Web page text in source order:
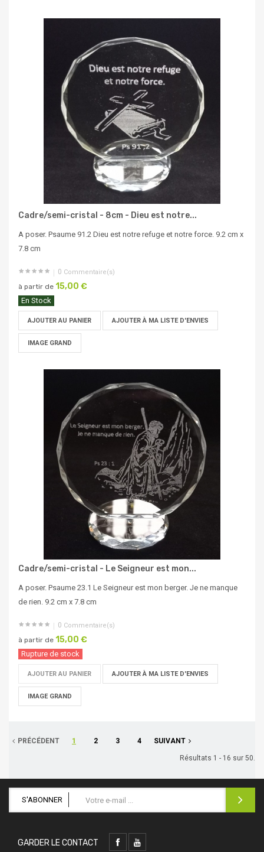
Cadre/semi-cristal - 8cm - Dieu est notre...
A poser. Psaume 91.2 Dieu est notre refuge et notre force. 9.2 cm x
7.8 cm
0 Commentaire(s)
à partir de 15,00 €
En Stock
AJOUTER AU PANIER AJOUTER À MA LISTE D'ENVIES
IMAGE GRAND
Cadre/semi-cristal - Le Seigneur est mon...
A poser. Psaume 23.1 Le Seigneur est mon berger. Je ne manque
de rien. 9.2 cm x 7.8 cm
0 Commentaire(s)
à partir de 15,00 €
Rupture de stock
AJOUTER AU PANIER AJOUTER À MA LISTE D'ENVIES
IMAGE GRAND
PRÉCÉDENT 1 2 3 4 SUIVANT
Résultats 1 - 16 sur 50.
S'ABONNER
GARDER LE CONTACT